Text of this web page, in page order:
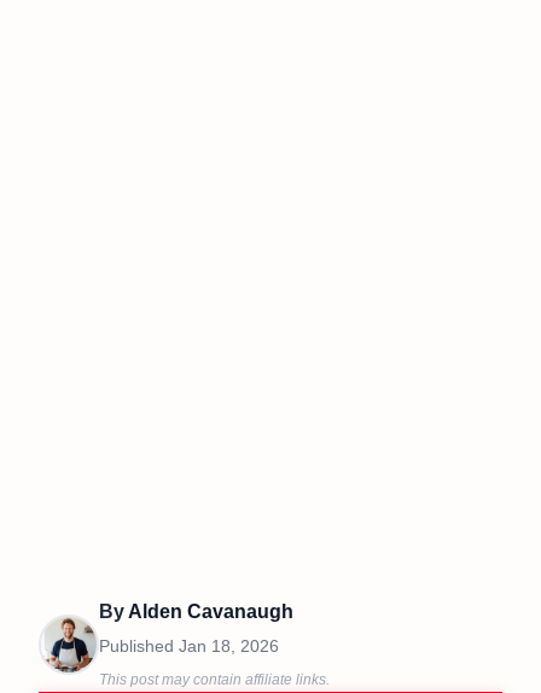
ByAlden Cavanaugh
Published Jan 18, 2026
This post may contain affiliate links.